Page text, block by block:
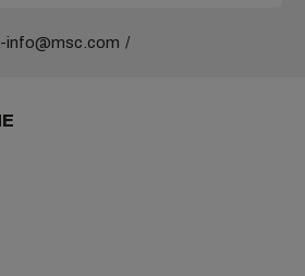
info@msc.com